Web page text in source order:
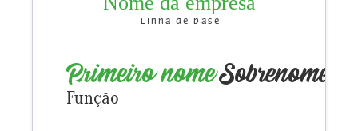
Função
Primeiro nomeSobrenome
Linha de base